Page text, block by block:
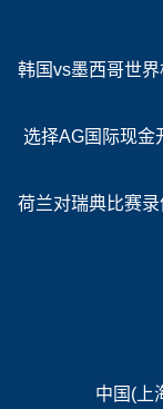
韩国vs墨西哥世
选择AG国际现金
荷兰对瑞典比赛
中国(上